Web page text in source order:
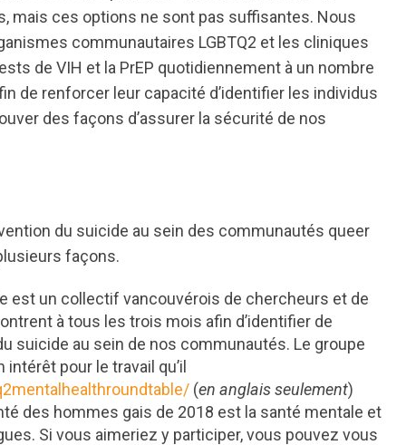
mais ces options ne sont pas suffisantes. Nous
communautaires LGBTQ2 et les cliniques
de VIH et la PrEP quotidiennement à un nombre
de renforcer leur capacité d’identifier les individus
des façons d’assurer la sécurité de nos
du suicide au sein des communautés queer
façons.
est un collectif vancouvérois de chercheurs et de
à tous les trois mois afin d’identifier de
suicide au sein de nos communautés. Le groupe
pour le travail qu’il
(en anglais seulement)
des hommes gais de 2018 est la santé mentale et
Si vous aimeriez y participer, vous pouvez vous